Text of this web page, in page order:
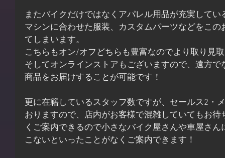
またバイクだけではなくアパレル用品が充実して
マシンに合わせた服装、カスタムパーツなどをこ
てしまいます。
こちらもオン/オフどちらも豊富なのでより取り見
そしてオンラインストアもございますので、遠方
商品をお届けすることが可能です！
更に在籍しているスタッフ数ですが、セールス2・
おりますので、店内がお客様で混雑していてもお
くご案内できるので小さなバイク屋さんや車屋さ
こないといったことがなくご案内できます！